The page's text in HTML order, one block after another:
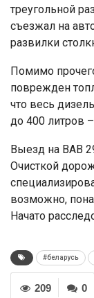
треугольной
съезжал на
развилки
Помимо
поврежден
что весь
до 400 литров
Выезд на ВАВ
Очисткой
возможно,
Начато
#беларусь
0
209